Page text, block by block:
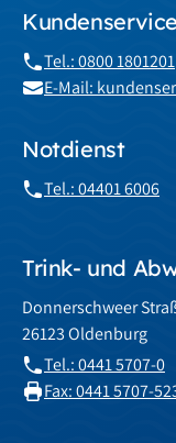
Kundenservice
Tel.: 0800 1801201
E-Mail:
Notdienst
Tel.: 04401 6006
Trink- und
Donnerschweer
26123 Oldenburg
Tel.: 0441 5707-0
Fax: 0441 5707-